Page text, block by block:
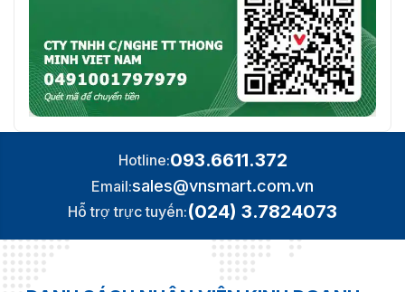
Hotline:093.6611.372
Email:sales@vnsmart.com.vn
Hỗ trợ trực tuyến:(024) 3.7824073